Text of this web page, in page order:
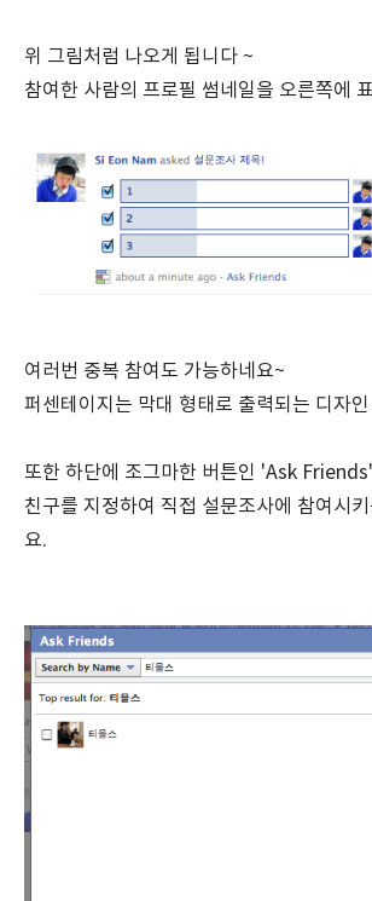
위 그림처럼 나오게 됩니다 ~
참여한 사람의 프로필 썸네일을 오른쪽에
여러번 중복 참여도 가능하네요~
퍼센테이지는 막대 형태로 출력되는 디자
또한 하단에 조그마한 버튼인 'Ask
친구를 지정하여 직접 설문조사에 참여시
요.